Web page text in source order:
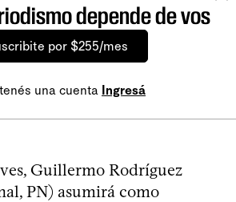
depende de vos
por $255/mes
una cuenta Ingresá
Guillermo Rodríguez
PN) asumirá como